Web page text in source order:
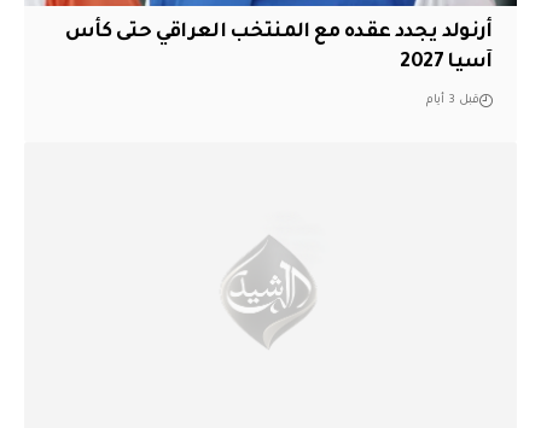
أرنولد يجدد عقده مع المنتخب العراقي حتى كأس
آسيا 2027
قبل 3 أيام